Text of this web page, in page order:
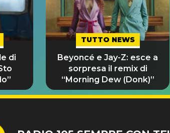
di
TUTTO NEWS
Beyoncé e Jay-Z: esce a
sorpresa il remix di
“Morning Dew (Donk)”